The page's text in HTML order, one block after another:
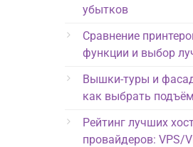
убытков
Сравнение
функции и выбор
Вышки-туры и
как выбрать
Рейтинг лучших
провайдеров: VPS/